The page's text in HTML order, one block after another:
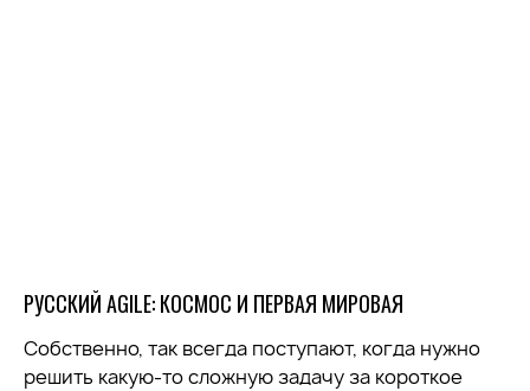
РУССКИЙ AGILE: КОСМОС И ПЕРВАЯ МИРОВАЯ
Собственно, так всегда поступают, когда нужно
решить какую-то сложную задачу за короткое